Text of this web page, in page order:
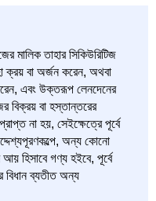
মালিক তাহার সিকিউরিটিজ
ক্রয় বা অর্জন করেন, অথবা
এবং উক্তরূপ লেনদেনের
বিক্রয় বা হস্তান্তরের
না হয়, সেইক্ষেত্রে পূর্বে
অন্য কোনো
হিসাবে গণ্য হইবে, পূর্বে
বিধান ব্যতীত অন্য